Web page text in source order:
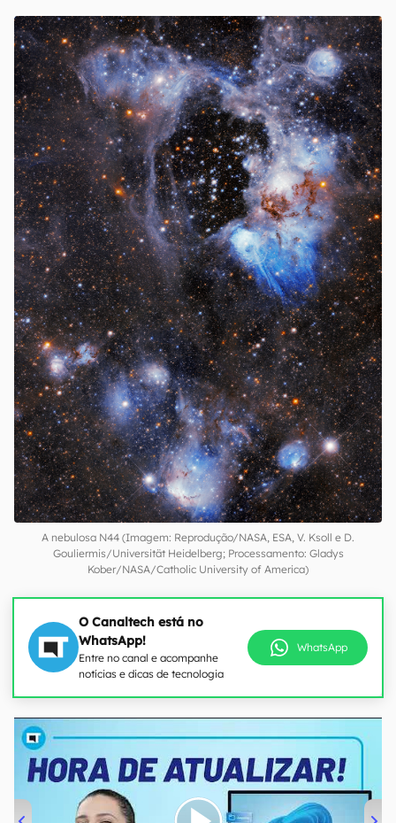
A nebulosa N44 (Imagem: Reprodução/NASA, ESA, V. Ksoll e D.
Gouliermis/Universität Heidelberg; Processamento: Gladys
Kober/NASA/Catholic University of America)
O Canaltech está no
WhatsApp!
Entre no canal e acompanhe
notícias e dicas de tecnologia
WhatsApp